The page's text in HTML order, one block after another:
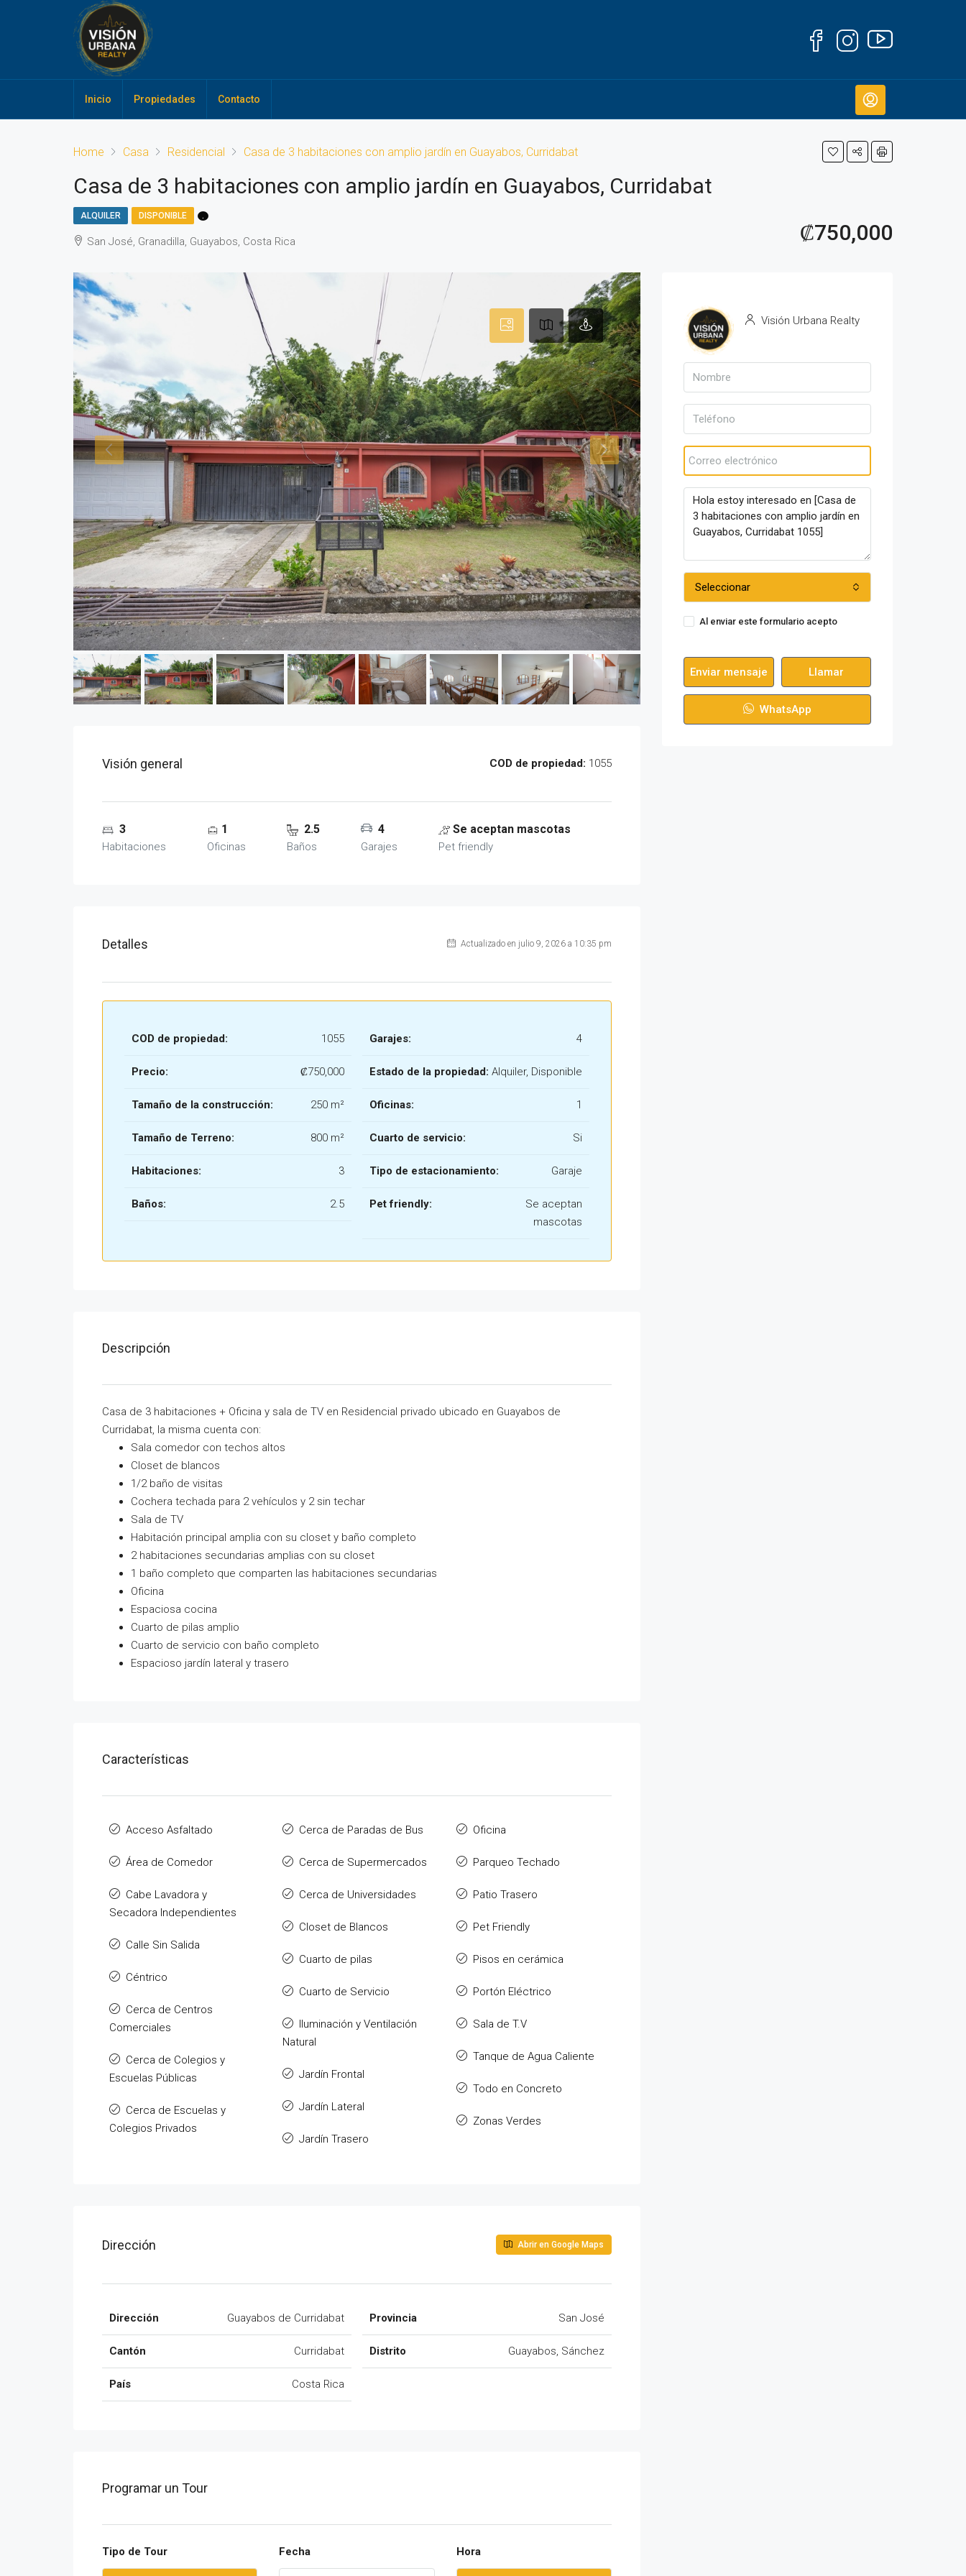
Inicio Propiedades Contacto
Home Casa Residencial Casa de 3 habitaciones con amplio jardín en Guayabos, Curridabat
Casa de 3 habitaciones con amplio jardín en Guayabos, Curridabat
₡750,000
ALQUILER DISPONIBLE .
San José, Granadilla, Guayabos, Costa Rica
Visión general COD de propiedad: 1055
3
Habitaciones
1
Oficinas
2.5
Baños
4
Garajes
Se aceptan mascotas
Pet friendly
Detalles Actualizado en julio 9, 2026 a 10:35 pm
COD de propiedad: 1055
Precio: ₡750,000
Tamaño de la construcción: 250 m²
Tamaño de Terreno: 800 m²
Habitaciones: 3
Baños: 2.5
Garajes: 4
Estado de la propiedad: Alquiler, Disponible
Oficinas: 1
Cuarto de servicio: Si
Tipo de estacionamiento: Garaje
Pet friendly:
Se aceptan
mascotas
Descripción
Casa de 3 habitaciones + Oficina y sala de TV en Residencial privado ubicado en Guayabos de
Curridabat, la misma cuenta con:
Sala comedor con techos altos
Closet de blancos
1/2 baño de visitas
Cochera techada para 2 vehículos y 2 sin techar
Sala de TV
Habitación principal amplia con su closet y baño completo
2 habitaciones secundarias amplias con su closet
1 baño completo que comparten las habitaciones secundarias
Oficina
Espaciosa cocina
Cuarto de pilas amplio
Cuarto de servicio con baño completo
Espacioso jardín lateral y trasero
Características
Acceso Asfaltado
Área de Comedor
Cabe Lavadora y
Secadora Independientes
Calle Sin Salida
Céntrico
Cerca de Centros
Comerciales
Cerca de Colegios y
Escuelas Públicas
Cerca de Escuelas y
Colegios Privados
Cerca de Paradas de Bus
Cerca de Supermercados
Cerca de Universidades
Closet de Blancos
Cuarto de pilas
Cuarto de Servicio
Iluminación y Ventilación
Natural
Jardín Frontal
Jardín Lateral
Jardín Trasero
Oficina
Parqueo Techado
Patio Trasero
Pet Friendly
Pisos en cerámica
Portón Eléctrico
Sala de T.V
Tanque de Agua Caliente
Todo en Concreto
Zonas Verdes
Dirección Abrir en Google Maps
Dirección Guayabos de Curridabat
Cantón Curridabat
País Costa Rica
Provincia San José
Distrito Guayabos, Sánchez
Programar un Tour
Tipo de Tour Fecha Hora
Visión Urbana Realty
Seleccionar
Al enviar este formulario acepto
Enviar mensaje Llamar
WhatsApp